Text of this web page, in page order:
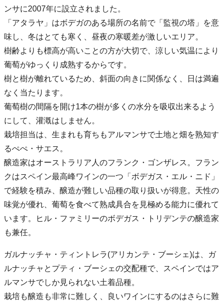
ンサに2007年に設立されました。
「アタラヤ」はボデガのある場所の名前で「監視の塔」を意
味し、冬はとても寒く、昼夜の寒暖差が激しいエリア。
樹齢よりも標高が高いことの方が大切で、涼しい気温により
葡萄がゆっくり成熟するからです。
樹と樹が離れているため、斜面の向きに関係なく、日は満遍
なく当たります。
葡萄樹の間隔を開け1本の樹が多くの水分を吸収出来るよう
にして、灌漑はしません。
栽培担当は、生まれも育ちもアルマンサで土地と畑を熟知す
るぺぺ・サエス。
醸造家はオーストラリア人のフランク・ゴンザレス。フラン
クはスペイン最高峰ワインの一つ「ボデガス・エル・ニド」
で経験を積み、醸造が難しい品種の取り扱いが得意。天性の
味覚が優れ、葡萄を食べて熟成具合を見極める能力に優れて
います。ヒル・ファミリーのボデガス・トリデンテの醸造家
も兼任。
ガルナッチャ・ティントレラ(アリカンテ・ブーシェ)は、ガ
ルナッチャとプティ・ブーシェの交配種で、スペインではア
ルマンサでしか見られない土着品種。
栽培も醸造も非常に難しく、良いワインにするのはさらに難